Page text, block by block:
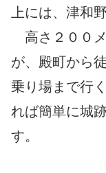
上には、津和
高さ２００
が、殿町から
乗り場まで行
れば簡単に城
す。